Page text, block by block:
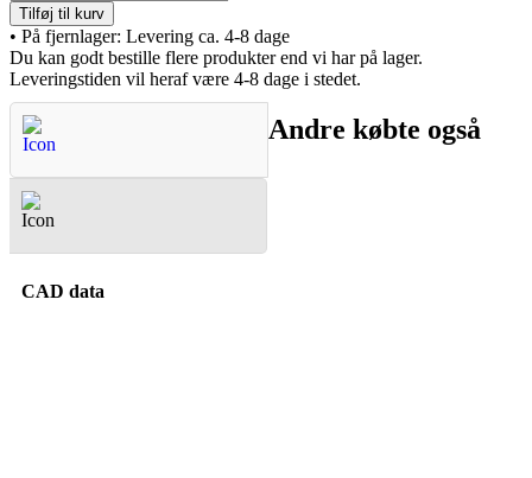
Tilføj til kurv
• På fjernlager: Levering ca. 4-8 dage
Du kan godt bestille flere produkter end vi har på lager.
Leveringstiden vil heraf være 4-8 dage i stedet.
Spørgsmål & Svar
CAD data
Andre købte også